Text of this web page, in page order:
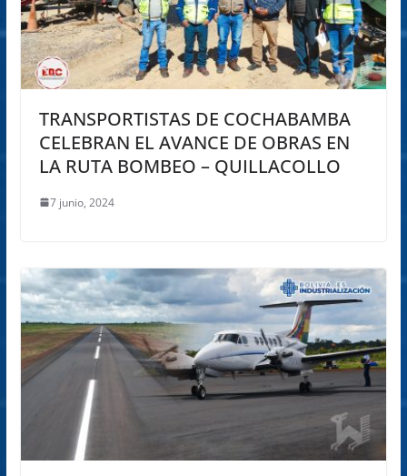
TRANSPORTISTAS DE COCHABAMBA
CELEBRAN EL AVANCE DE OBRAS EN
LA RUTA BOMBEO – QUILLACOLLO
7 junio, 2024